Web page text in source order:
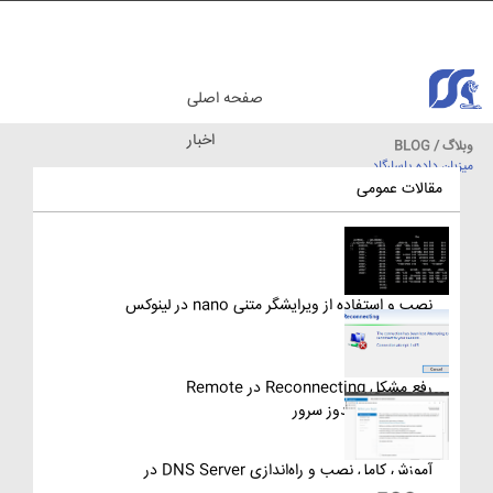
وبلاگ / BLOG
میزبان داده پاسارگاد
صفحه اصلی
اخبار
مقالات عمومی
نصب و استفاده از ویرایشگر متنی nano در لینوکس
رفع مشکل Reconnecting در Remote
Desktop ویندوز سرور
آموزش کامل نصب و راه‌اندازی DNS Server در